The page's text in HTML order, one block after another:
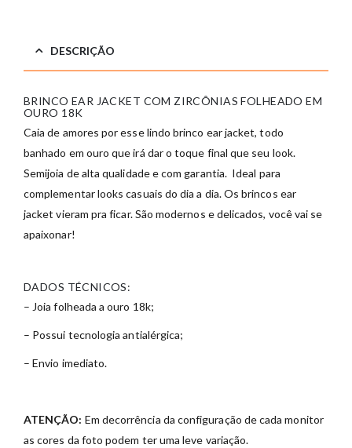
DESCRIÇÃO
BRINCO EAR JACKET COM ZIRCÔNIAS FOLHEADO EM
OURO 18K
Caia de amores por esse lindo brinco ear jacket, todo
banhado em ouro que irá dar o toque final que seu look.
Semijoia de alta qualidade e com garantia. Ideal para
complementar looks casuais do dia a dia. Os brincos ear
jacket vieram pra ficar. São modernos e delicados, você vai se
apaixonar!
DADOS TÉCNICOS:
– Joia folheada a ouro 18k;
– Possui tecnologia antialérgica;
– Envio imediato.
ATENÇÃO: Em decorrência da configuração de cada monitor
as cores da foto podem ter uma leve variação.